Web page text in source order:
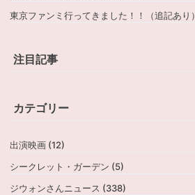
東京ファンミ行ってきました！！（追記あり）
注目記事
カテゴリー
出演映画 (12)
シークレット・ガーデン (5)
ジウォンさんニュース (338)